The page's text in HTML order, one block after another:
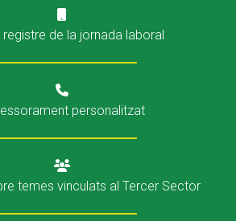
de la jornada laboral
personalitzat
temes vinculats al Tercer Sector